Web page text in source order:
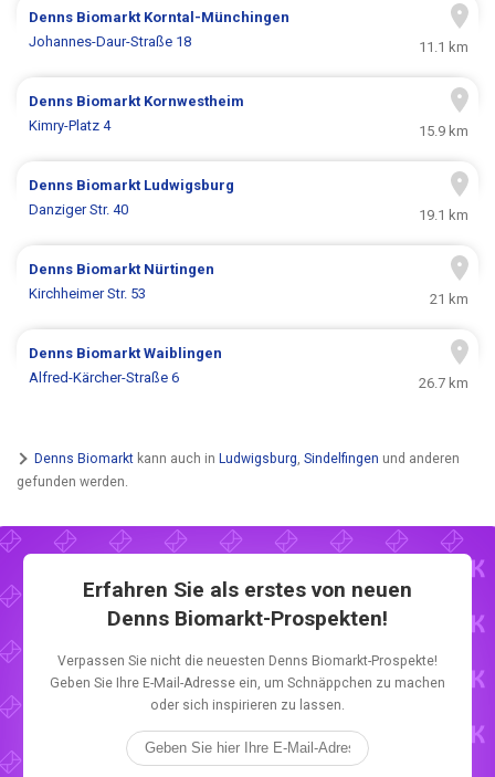
Denns Biomarkt Korntal-Münchingen
Johannes-Daur-Straße 18
11.1 km
Denns Biomarkt Kornwestheim
Kimry-Platz 4
15.9 km
Denns Biomarkt Ludwigsburg
Danziger Str. 40
19.1 km
Denns Biomarkt Nürtingen
Kirchheimer Str. 53
21 km
Denns BiomarktWaiblingen
Alfred-Kärcher-Straße 6
26.7 km
Denns Biomarkt kann auch in Ludwigsburg, Sindelfingen und anderen
gefunden werden.
Erfahren Sie als erstes von neuen
Denns Biomarkt-Prospekten!
Verpassen Sie nicht die neuesten Denns Biomarkt-Prospekte!
Geben Sie Ihre E-Mail-Adresse ein, um Schnäppchen zu machen
oder sich inspirieren zu lassen.